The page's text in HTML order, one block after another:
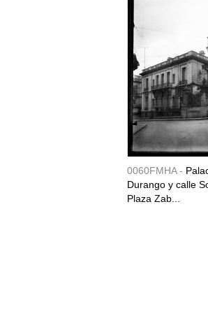
0060FMHA -
Durango y calle
Plaza Zab...